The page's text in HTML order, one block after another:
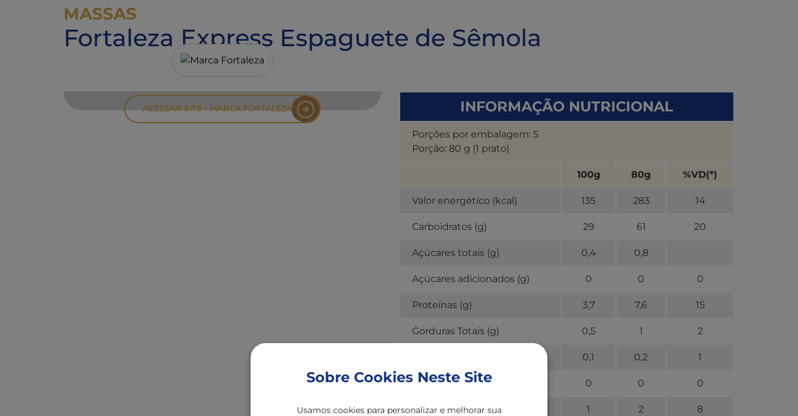
MASSAS
Fortaleza Express Espaguete de Sêmola
ACESSAR SITE - MARCA FORTALEZA INFORMAÇÃO NUTRICIONAL
Porções por embalagem: 5
Porção: 80 g (1 prato)
100g 80g %VD(*)
Valor energético (kcal) 135 283 14
Carboidratos (g) 29 61 20
Açúcares totais (g) 0,4 0,8
Açúcares adicionados (g) 0 0 0
Proteínas (g) 3,7 7,6 15
Gorduras Totais (g) 0,5 1 2
0,1 0,2 1
Gorduras Trans (g) 0 0 0
Fibras Alimentares (g) 1 2 8
Sobre Cookies Neste Site
Usamos cookies para personalizar e melhorar sua